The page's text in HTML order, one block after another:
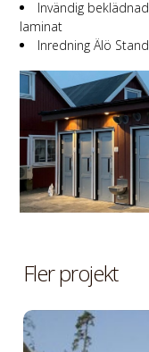
Invändig
laminat
Inredning Älö
Fler projekt